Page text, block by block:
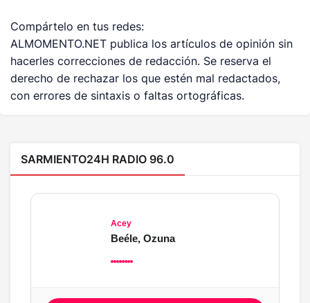
Compártelo en tus redes:
ALMOMENTO.NET publica los artículos de opinión sin
hacerles correcciones de redacción. Se reserva el
derecho de rechazar los que estén mal redactados,
con errores de sintaxis o faltas ortográficas.
SARMIENTO24H RADIO 96.0
Acey
Beéle, Ozuna